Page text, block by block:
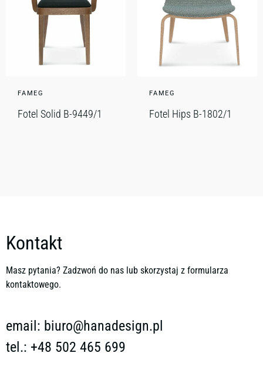
FAMEG
Fotel Solid B-9449/1
FAMEG
Fotel Hips B-1802/1
Kontakt
Masz pytania? Zadzwoń do nas lub skorzystaj z formularza
kontaktowego.
email: biuro@hanadesign.pl
tel.: +48 502 465 699